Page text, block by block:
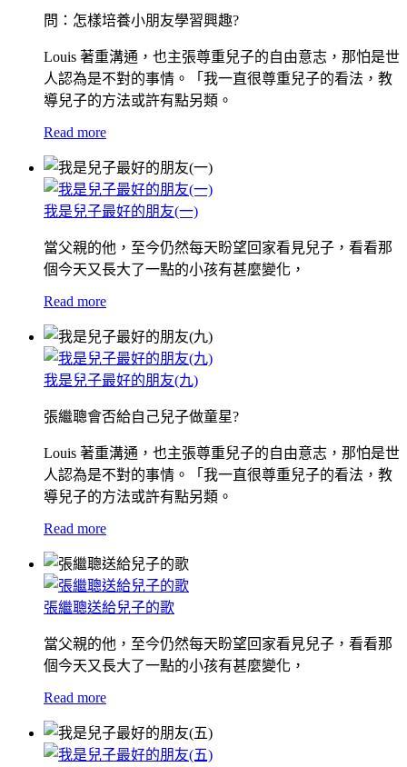
問：怎樣培養小朋友學習興趣?
Louis 著重溝通，也主張尊重兒子的自由意志，那怕是世
人認為是不對的事情。「我一直很尊重兒子的看法，教
導兒子的方法或許有點另類。
Read more
我是兒子最好的朋友(一)
當父親的他，至今仍然每天盼望回家看見兒子，看看那
個今天又長大了一點的小孩有甚麼變化，
Read more
我是兒子最好的朋友(九)
張繼聰會否給自己兒子做童星?
Louis 著重溝通，也主張尊重兒子的自由意志，那怕是世
人認為是不對的事情。「我一直很尊重兒子的看法，教
導兒子的方法或許有點另類。
Read more
張繼聰送給兒子的歌
當父親的他，至今仍然每天盼望回家看見兒子，看看那
個今天又長大了一點的小孩有甚麼變化，
Read more